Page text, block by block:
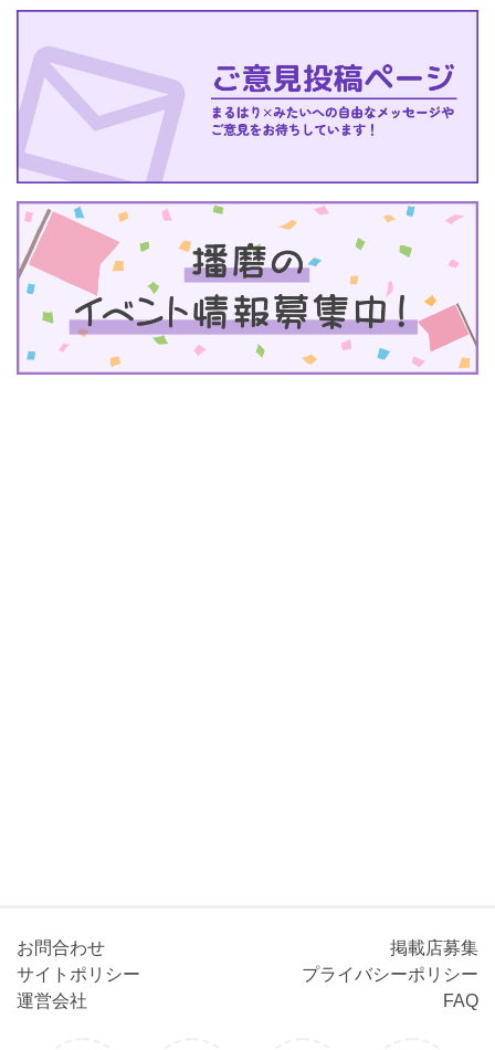
お問合わせ
掲載店募集
サイトポリシー
プライバシーポリシー
運営会社
FAQ